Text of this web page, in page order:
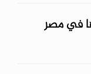
في مصر